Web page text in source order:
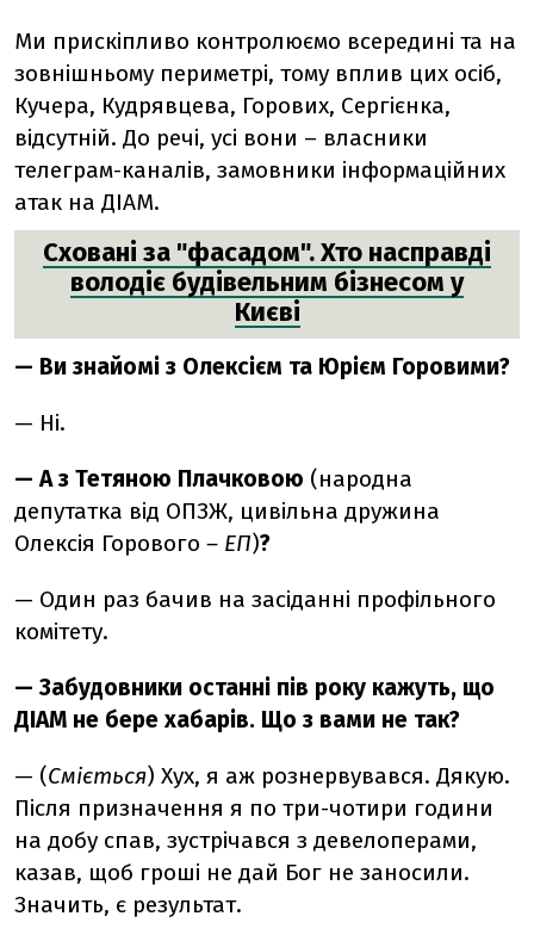
Ми прискіпливо контролюємо всередині та на
зовнішньому периметрі, тому вплив цих осіб,
Кучера, Кудрявцева, Горових, Сергієнка,
відсутній. До речі, усі вони – власники
телеграм-каналів, замовники інформаційних
атак на ДІАМ.
Сховані за "фасадом". Хто насправді
володіє будівельним бізнесом у
Києві
— Ви знайомі з Олексієм та Юрієм Горовими?
— Ні.
— А з Тетяною Плачковою (народна
депутатка від ОПЗЖ, цивільна дружина
Олексія Горового – ЕП)?
— Один раз бачив на засіданні профільного
комітету.
— Забудовники останні пів року кажуть, що
ДІАМ не бере хабарів. Що з вами не так?
— (Сміється) Хух, я аж рознервувався. Дякую.
Після призначення я по три-чотири години
на добу спав, зустрічався з девелоперами,
казав, щоб гроші не дай Бог не заносили.
Значить, є результат.